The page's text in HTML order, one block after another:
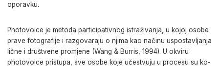
oporavku.
Photovoice je metoda participativnog istraživanja, u kojoj osobe
prave fotografije i razgovaraju o njima kao načinu uspostavljanja
lične i društvene promjene (Wang & Burris, 1994). U okviru
photovoice pristupa, sve osobe koje učestvuju u procesu su ko-